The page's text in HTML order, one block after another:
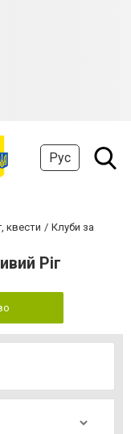
Рус
квести
Клуби за
Ріг